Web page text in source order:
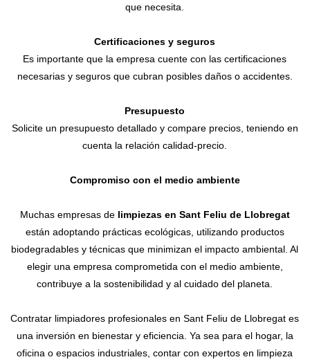
que necesita.
Certificaciones y seguros
Es importante que la empresa cuente con las certificaciones
necesarias y seguros que cubran posibles daños o accidentes.
Presupuesto
Solicite un presupuesto detallado y compare precios, teniendo en
cuenta la relación calidad-precio.
Compromiso con el medio ambiente
Muchas empresas de limpiezas en Sant Feliu de Llobregat
están adoptando prácticas ecológicas, utilizando productos
biodegradables y técnicas que minimizan el impacto ambiental. Al
elegir una empresa comprometida con el medio ambiente,
contribuye a la sostenibilidad y al cuidado del planeta.
Contratar limpiadores profesionales en Sant Feliu de Llobregat es
una inversión en bienestar y eficiencia. Ya sea para el hogar, la
oficina o espacios industriales, contar con expertos en limpieza